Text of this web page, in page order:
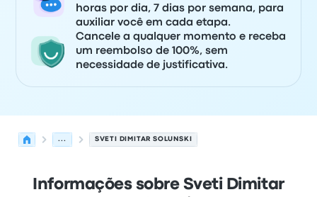
horas por dia, 7 dias por semana, para
auxiliar você em cada etapa.
Cancele a qualquer momento e receba
um reembolso de 100%, sem
necessidade de justificativa.
... SVETI DIMITAR SOLUNSKI
Informações sobre Sveti Dimitar